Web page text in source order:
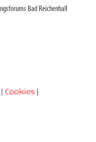
Bad Reichenhall
| Cookies |